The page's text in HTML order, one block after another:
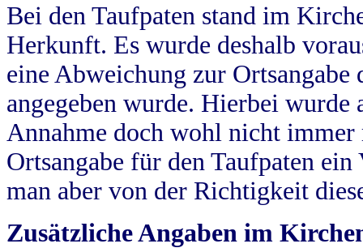
Bei den Taufpaten stand im
Herkunft. Es wurde deshalb
eine Abweichung zur
angegeben wurde. Hierbei wurde
Annahme doch wohl nicht
Ortsangabe für den Taufpaten
man aber von der Richtigkeit
Zusätzliche Angaben im